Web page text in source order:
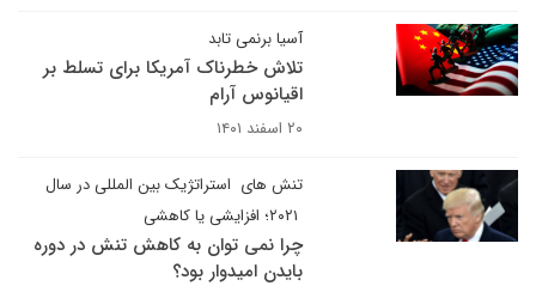
آسیا برنمی تابد
تلاش خطرناک آمریکا برای تسلط بر
اقیانوس آرام
۲۰ اسفند ۱۴۰۱
تنش های استراتژیک بین المللی در سال
چرا نمی توان به کاهش تنش در دوره
بایدن امیدوار بود؟